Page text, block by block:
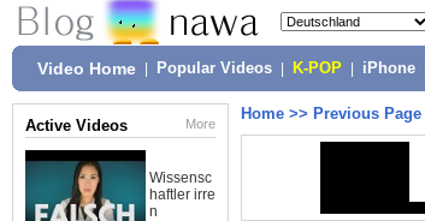
Video Home Popular Videos K-POP iPhone
Active Videos More
Wissensc
haftler irre
n
Home >> Previous Page